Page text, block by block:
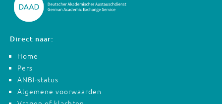
Direct naar:
Home
Pers
ANBI-status
Algemene voorwaarden